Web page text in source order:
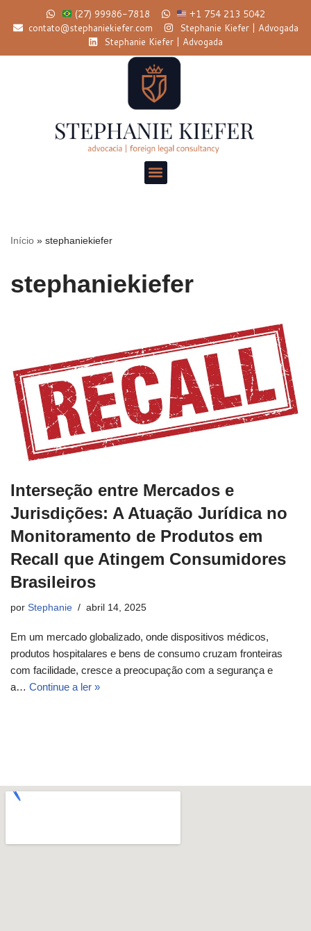
para
(27) 99986-7818
+1 754 213 5042
contato@stephaniekiefer.com
Stephanie Kiefer | Advogada
Stephanie Kiefer | Advogada
Início » stephaniekiefer
stephaniekiefer
Interseção entre Mercados e
Jurisdições: A Atuação Jurídica no
Monitoramento de Produtos em
Recall que Atingem Consumidores
Brasileiros
por Stephanie abril 14, 2025
Em um mercado globalizado, onde dispositivos médicos,
produtos hospitalares e bens de consumo cruzam fronteiras
com facilidade, cresce a preocupação com a segurança e
a… Continue a ler »